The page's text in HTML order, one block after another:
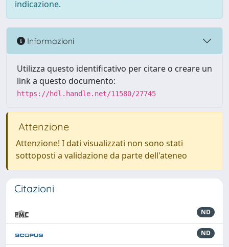
indicazione.
Informazioni
Utilizza questo identificativo per citare o creare un
link a questo documento:
https://hdl.handle.net/11580/27745
Attenzione
Attenzione! I dati visualizzati non sono stati
sottoposti a validazione da parte dell'ateneo
Citazioni
ND
ND